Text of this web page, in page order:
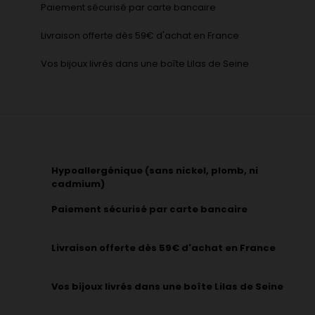
Paiement sécurisé par carte bancaire
Livraison offerte dès 59€ d'achat en France
Vos bijoux livrés dans une boîte Lilas de Seine
Hypoallergénique (sans nickel, plomb, ni
cadmium)
Paiement sécurisé par carte bancaire
Livraison offerte dès 59€ d'achat en France
Vos bijoux livrés dans une boîte Lilas de Seine